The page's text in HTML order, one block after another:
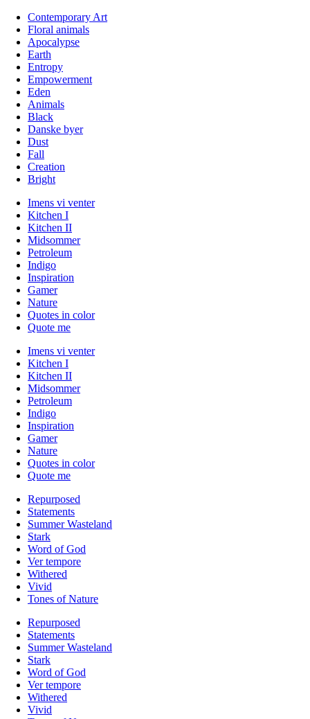
Contemporary Art
Floral animals
Apocalypse
Earth
Entropy
Empowerment
Eden
Animals
Black
Danske byer
Dust
Fall
Creation
Bright
Imens vi venter
Kitchen I
Kitchen II
Midsommer
Petroleum
Indigo
Inspiration
Gamer
Nature
Quotes in color
Quote me
Imens vi venter
Kitchen I
Kitchen II
Midsommer
Petroleum
Indigo
Inspiration
Gamer
Nature
Quotes in color
Quote me
Repurposed
Statements
Summer Wasteland
Stark
Word of God
Ver tempore
Withered
Vivid
Tones of Nature
Repurposed
Statements
Summer Wasteland
Stark
Word of God
Ver tempore
Withered
Vivid